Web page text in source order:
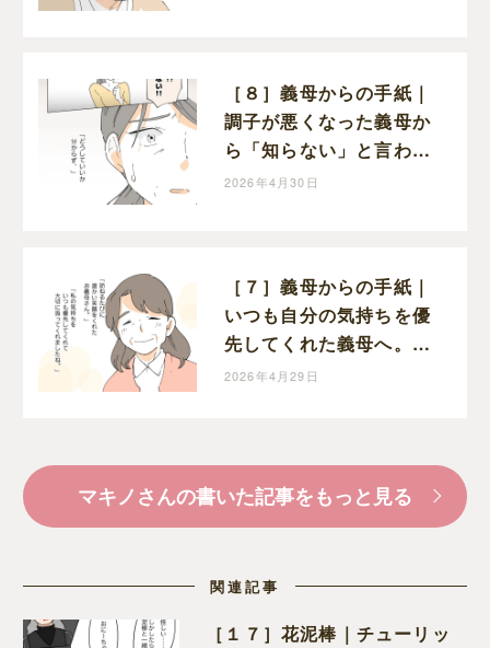
［８］義母からの手紙｜
調子が悪くなった義母か
ら「知らない」と言われ
てショックを受ける嫁
2026年4月30日
［７］義母からの手紙｜
いつも自分の気持ちを優
先してくれた義母へ。嫁
から今までの感謝の気持
2026年4月29日
マキノさんの書いた記事をもっと見る
関連記事
［１７］花泥棒｜チューリッ